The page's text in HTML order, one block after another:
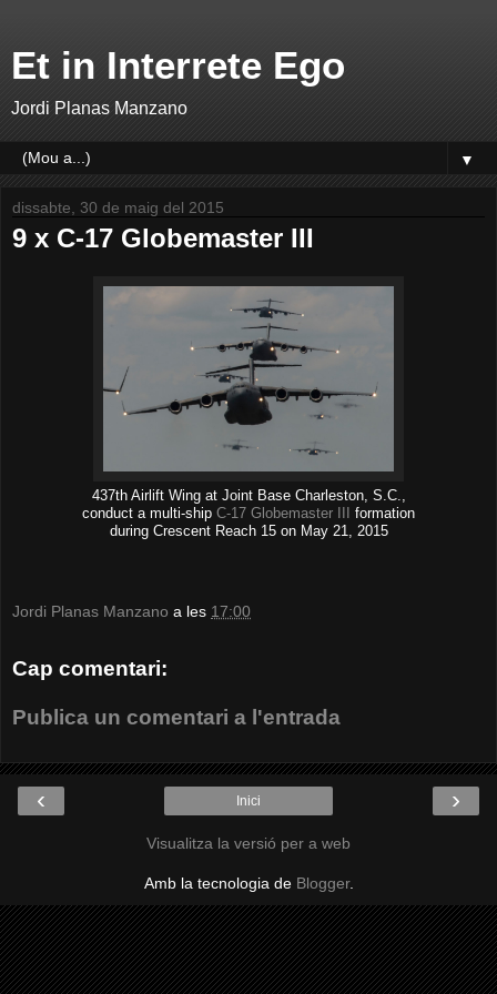
Et in Interrete Ego
Jordi Planas Manzano
▼
dissabte, 30 de maig del 2015
9 x C-17 Globemaster III
437th Airlift Wing at Joint Base Charleston, S.C.,
conduct a multi-ship C-17 Globemaster III
formation
during Crescent Reach 15 on May 21, 2015
Jordi Planas Manzano a les 17:00
Cap comentari:
Publica un comentari a l'entrada
‹ ›
Inici
Visualitza la versió per a web
Amb la tecnologia de Blogger.